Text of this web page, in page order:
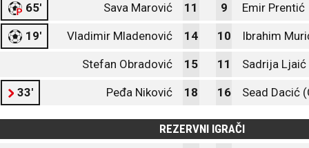
65' Sava Marović 11 9 Emir Prentić
19' Vladimir Mladenović 14 10 Ibrahim
Stefan Obradović 15 11 Sadrija Ljaić
33' Peđa Niković 18 16 Sead Dacić
REZERVNI IGRAČI